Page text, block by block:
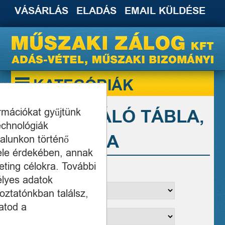
VÁSÁRLÁS ELADÁS EMAIL KÜLDÉSE
KATEGÓRIÁK
DIGITALIZÁLÓ TÁBLA,
RAJZTÁBLA
Szűrések:
gyűjtünk
történő
érdekében, annak
célokra. További
adatok
találsz,
a